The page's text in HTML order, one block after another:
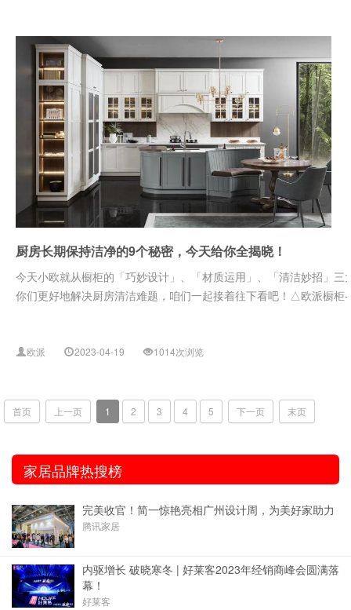
厨房长期保持洁净的9个秘密，今天给你全揭晓！
今天小欧就从橱柜的「巧妙设计」、「材质运用」、「清洁妙招」
你们更好地解决厨房清洁难题，咱们一起接着往下看吧！△欧派橱柜
欧派 2023-04-19 1014次浏览
首页 上一页 1 2 3 4 5 下一页 末页
家居品牌热搜榜
完美收官！简一惊艳亮相广州设计周，为美好家助力
腾讯家居
内驱增长 破晓寒冬 | 好莱客2023年经销商峰会圆满落
幕！
好莱客